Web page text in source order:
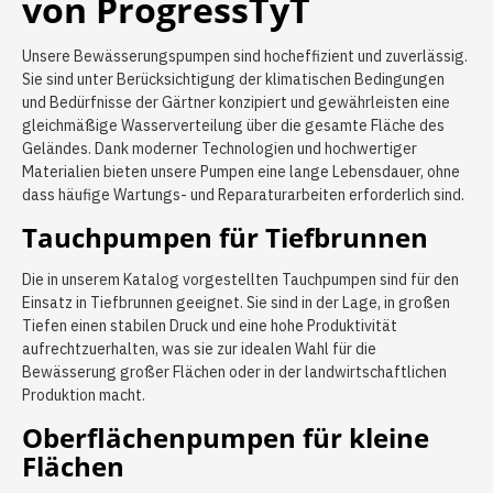
Unsere Bewässerungspumpen sind hocheffizient und zuverlässig.
Sie sind unter Berücksichtigung der klimatischen Bedingungen
und Bedürfnisse der Gärtner konzipiert und gewährleisten eine
gleichmäßige Wasserverteilung über die gesamte Fläche des
Geländes. Dank moderner Technologien und hochwertiger
Materialien bieten unsere Pumpen eine lange Lebensdauer, ohne
dass häufige Wartungs- und Reparaturarbeiten erforderlich sind.
Tauchpumpen für Tiefbrunnen
Die in unserem Katalog vorgestellten Tauchpumpen sind für den
Einsatz in Tiefbrunnen geeignet. Sie sind in der Lage, in großen
Tiefen einen stabilen Druck und eine hohe Produktivität
aufrechtzuerhalten, was sie zur idealen Wahl für die
Bewässerung großer Flächen oder in der landwirtschaftlichen
Produktion macht.
Oberflächenpumpen für kleine
Flächen